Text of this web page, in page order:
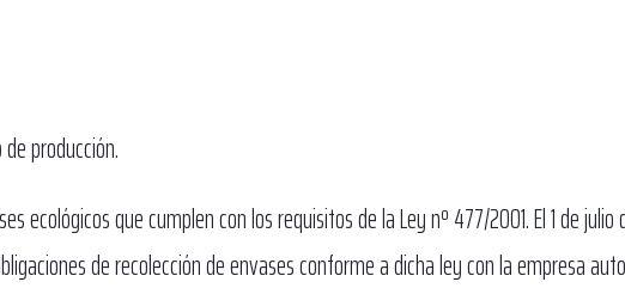
producción.
ecológicos que cumplen con los requisitos de la Ley nº 477/2001. El 1 de
de recolección de envases conforme a dicha ley con la empresa